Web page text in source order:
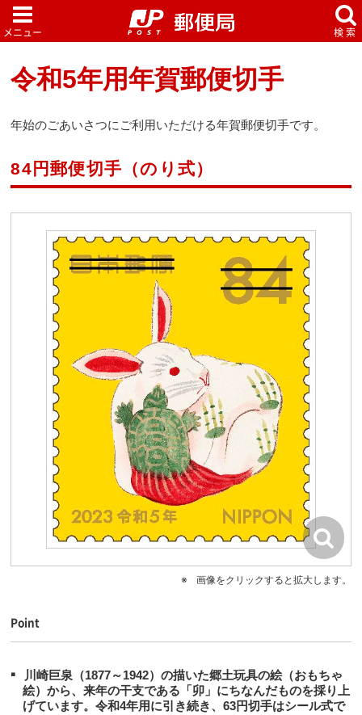
令和5年用年賀郵便切手
年始のごあいさつにご利用いただける年賀郵便切手です。
84円郵便切手（のり式）
画像をクリックすると拡大します。
Point
川崎巨泉（1877～1942）の描いた郷土玩具の絵（おもちゃ
絵）から、来年の干支である「卯」にちなんだものを採り上
げています。令和4年用に引き続き、63円切手はシール式で